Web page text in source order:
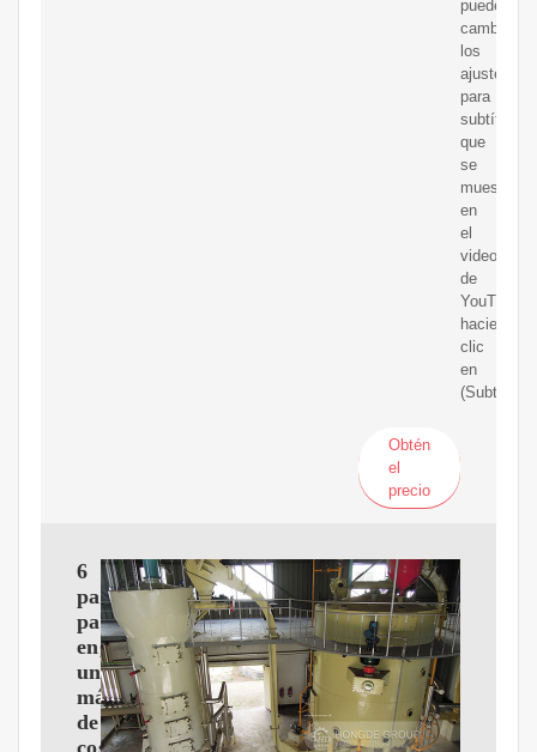
puede
cambiar
los
ajustes
para
subtítulos
que
se
muestran
en
el
video
de
YouTube
haciendo
clic
en
Obtén
el
precio
6
pasos
para
engrasar
una
máquina
de